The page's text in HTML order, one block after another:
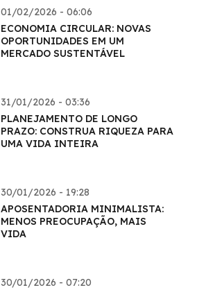
01/02/2026 - 06:06
ECONOMIA CIRCULAR: NOVAS
OPORTUNIDADES EM UM
MERCADO SUSTENTÁVEL
31/01/2026 - 03:36
PLANEJAMENTO DE LONGO
PRAZO: CONSTRUA RIQUEZA PARA
UMA VIDA INTEIRA
30/01/2026 - 19:28
APOSENTADORIA MINIMALISTA:
MENOS PREOCUPAÇÃO, MAIS
VIDA
30/01/2026 - 07:20